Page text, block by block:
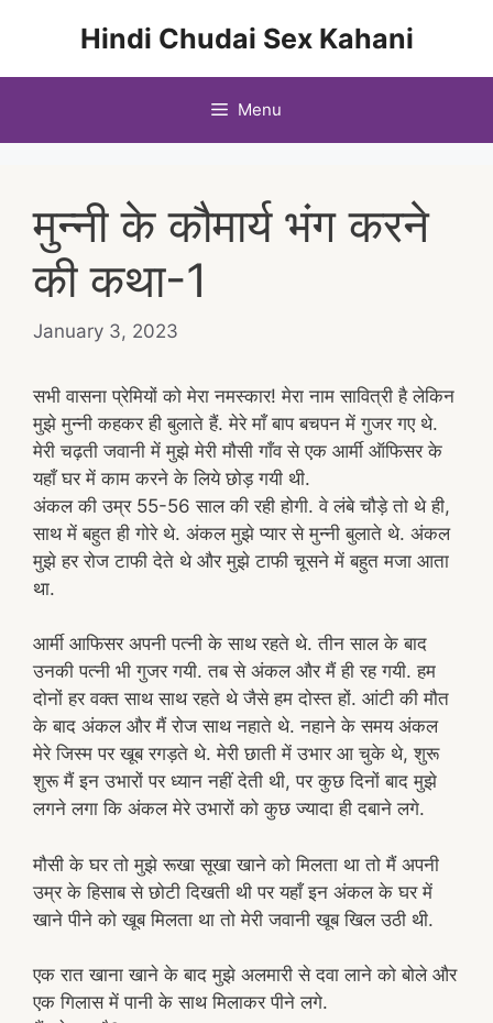
Hindi Chudai Sex Kahani
Menu
मुन्नी के कौमार्य भंग करने
की कथा-1
January 3, 2023
सभी वासना प्रेमियों को मेरा नमस्कार! मेरा नाम सावित्री है लेकिन
मुझे मुन्नी कहकर ही बुलाते हैं. मेरे माँ बाप बचपन में गुजर गए थे.
मेरी चढ़ती जवानी में मुझे मेरी मौसी गाँव से एक आर्मी ऑफिसर के
यहाँ घर में काम करने के लिये छोड़ गयी थी.
अंकल की उम्र 55-56 साल की रही होगी. वे लंबे चौड़े तो थे ही,
साथ में बहुत ही गोरे थे. अंकल मुझे प्यार से मुन्नी बुलाते थे. अंकल
मुझे हर रोज टाफी देते थे और मुझे टाफी चूसने में बहुत मजा आता
था.
आर्मी आफिसर अपनी पत्नी के साथ रहते थे. तीन साल के बाद
उनकी पत्नी भी गुजर गयी. तब से अंकल और मैं ही रह गयी. हम
दोनों हर वक्त साथ साथ रहते थे जैसे हम दोस्त हों. आंटी की मौत
के बाद अंकल और मैं रोज साथ नहाते थे. नहाने के समय अंकल
मेरे जिस्म पर खूब रगड़ते थे. मेरी छाती में उभार आ चुके थे, शुरू
शुरू मैं इन उभारों पर ध्यान नहीं देती थी, पर कुछ दिनों बाद मुझे
लगने लगा कि अंकल मेरे उभारों को कुछ ज्यादा ही दबाने लगे.
मौसी के घर तो मुझे रूखा सूखा खाने को मिलता था तो मैं अपनी
उम्र के हिसाब से छोटी दिखती थी पर यहाँ इन अंकल के घर में
खाने पीने को खूब मिलता था तो मेरी जवानी खूब खिल उठी थी.
एक रात खाना खाने के बाद मुझे अलमारी से दवा लाने को बोले और
एक गिलास में पानी के साथ मिलाकर पीने लगे.